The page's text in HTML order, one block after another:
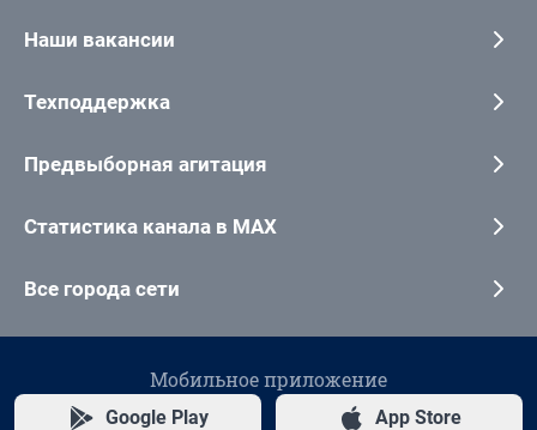
Наши вакансии
Техподдержка
Предвыборная агитация
Статистика канала в MAX
Все города сети
Мобильное приложение
Google Play App Store